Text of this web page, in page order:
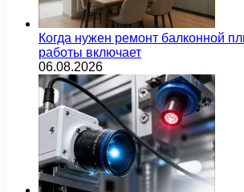
Когда нужен ремонт балконной
работы включает
06.08.2026